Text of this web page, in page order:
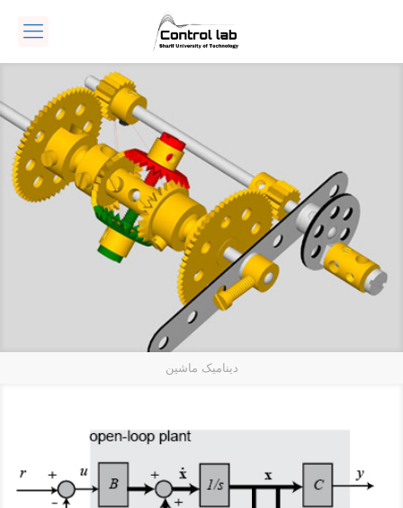
دینامیک ماشین